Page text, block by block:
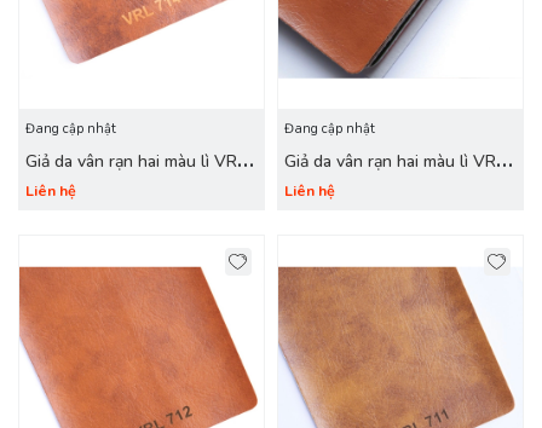
Đang cập nhật
Giả da vân rạn hai màu lì VRL
714 nâu đen
Liên hệ
Đang cập nhật
Giả da vân rạn hai màu lì VRL
713 nâu
Liên hệ